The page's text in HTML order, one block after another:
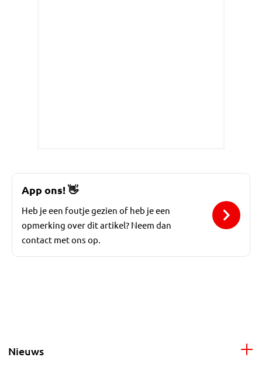
App ons!👋
Heb je een foutje gezien of heb je een
opmerking over dit artikel? Neem dan
contact met ons op.
Nieuws